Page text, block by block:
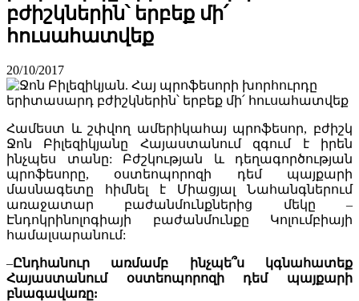
բժիշկներին՝ երբեք մի՛
հուսահատվեք
20/10/2017
Համեստ և շփվող ամերիկահայ պրոֆեսոր, բժիշկ
Ջոն Բիլեզիկյանը Հայաստանում զգում է իրեն
ինչպես տանը: Բժշկության և դեղագործության
պրոֆեսորը, օստեոպորոզի դեմ պայքարի
մասնագետը հիմնել է Միացյալ Նահանգներում
առաջատար բաժանմունքներից մեկը –
Էնդոկրինոլոգիայի բաժանմունքը Կոլումբիայի
համալսարանում:
–Ընդհանուր առմամբ ինչպե՞ս կգնահատեք
Հայաստանում օստեոպորոզի դեմ պայքարի
բնագավառը: